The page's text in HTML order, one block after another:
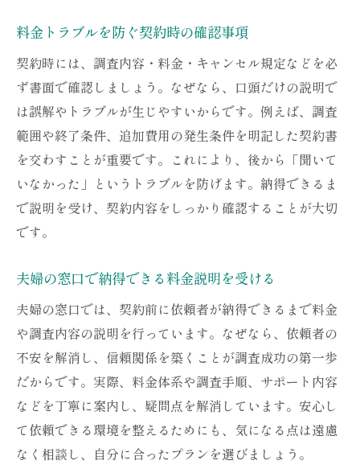
料金トラブルを防ぐ契約時の確認事項
契約時には、調査内容・料金・キャンセル規定などを必
ず書面で確認しましょう。なぜなら、口頭だけの説明で
は誤解やトラブルが生じやすいからです。例えば、調査
範囲や終了条件、追加費用の発生条件を明記した契約書
を交わすことが重要です。これにより、後から「聞いて
いなかった」というトラブルを防げます。納得できるま
で説明を受け、契約内容をしっかり確認することが大切
です。
夫婦の窓口で納得できる料金説明を受ける
夫婦の窓口では、契約前に依頼者が納得できるまで料金
や調査内容の説明を行っています。なぜなら、依頼者の
不安を解消し、信頼関係を築くことが調査成功の第一歩
だからです。実際、料金体系や調査手順、サポート内容
などを丁寧に案内し、疑問点を解消しています。安心し
て依頼できる環境を整えるためにも、気になる点は遠慮
なく相談し、自分に合ったプランを選びましょう。